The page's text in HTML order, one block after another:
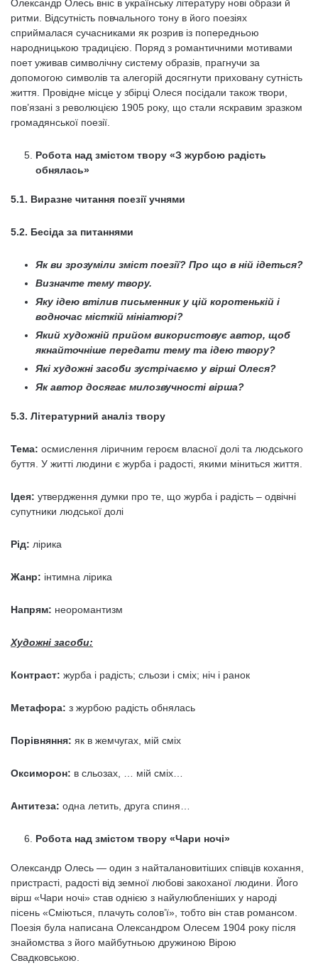
Олександр Олесь вніс в українську літературу нові образи й
ритми. Відсутність повчального тону в його поезіях
сприймалася сучасниками як розрив із попередньою
народницькою традицією. Поряд з романтичними мотивами
поет уживав символічну систему образів, прагнучи за
допомогою символів та алегорій досягнути приховану сутність
життя. Провідне місце у збірці Олеся посідали також твори,
пов’язані з революцією 1905 року, що стали яскравим зразком
громадянської поезії.
Робота над змістом твору «З журбою радість
обнялась»
5.1. Виразне читання поезії учнями
5.2. Бесіда за питаннями
Як ви зрозуміли зміст поезії? Про що в ній ідеться?
Визначте тему твору.
Яку ідею втілив письменник у цій коротенькій і
водночас місткій мініатюрі?
Який художній прийом використовує автор, щоб
якнайточніше передати тему та ідею твору?
Які художні засоби зустрічаємо у вірші Олеся?
Як автор досягає милозвучності вірша?
5.3. Літературний аналіз твору
Тема: осмислення ліричним героєм власної долі та людського
буття. У житті людини є журба і радості, якими міниться життя.
Ідея: утвердження думки про те, що журба і радість – одвічні
супутники людської долі
Рід: лірика
Жанр: інтимна лірика
Напрям: неоромантизм
Художні засоби:
Контраст: журба і радість; сльози і сміх; ніч і ранок
Метафора: з журбою радість обнялась
Порівняння: як в жемчугах, мій сміх
Оксиморон: в сльозах, … мій сміх…
Антитеза: одна летить, друга спиня…
Робота над змістом твору «Чари ночі»
Олександр Олесь — один з найталановитіших співців кохання,
пристрасті, радості від земної любові закоханої людини. Його
вірш «Чари ночі» став однією з найулюбленіших у народі
пісень «Сміються, плачуть солов’ї», тобто він став романсом.
Поезія була написана Олександром Олесем 1904 року після
знайомства з його майбутньою дружиною Вірою
Свадковською.